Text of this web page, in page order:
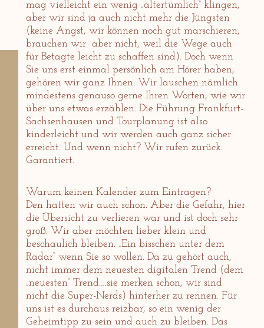
mag vielleicht ein wenig „altertümlich“ klingen,
aber wir sind ja auch nicht mehr die Jüngsten
(keine Angst, wir können noch gut marschieren,
brauchen wir aber nicht, weil die Wege auch
für Betagte leicht zu schaffen sind). Doch wenn
Sie uns erst einmal persönlich am Hörer haben,
gehören wir ganz Ihnen. Wir lauschen nämlich
mindestens genauso gerne Ihren Worten, wie wir
über uns etwas erzählen. Die Führung Frankfurt-
Sachsenhausen und Tourplanung ist also
kinderleicht und wir werden auch ganz sicher
erreicht. Und wenn nicht? Wir rufen zurück.
Garantiert.
Warum keinen Kalender zum Eintragen?
Den hatten wir auch schon. Aber die Gefahr, hier
die Übersicht zu verlieren war und ist doch sehr
groß. Wir aber möchten lieber klein und
beschaulich bleiben. „Ein bisschen unter dem
Radar“ wenn Sie so wollen. Da zu gehört auch,
nicht immer dem neuesten digitalen Trend (dem
„neuesten“ Trend….sie merken schon, wir sind
nicht die Super-Nerds) hinterher zu rennen. Für
uns ist es durchaus reizbar, so ein wenig der
Geheimtipp zu sein und auch zu bleiben. Das